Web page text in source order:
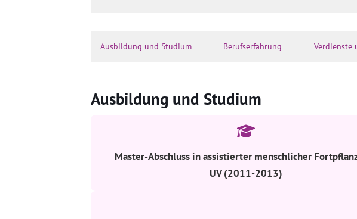
Ausbildung und Studium Berufserfahrung Verdienste
Ausbildung und Studium
Master-Abschluss in assistierter menschlicher
UV (2011-2013)